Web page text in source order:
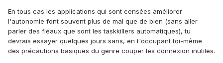
En tous cas les applications qui sont censées améliorer
l'autonomie font souvent plus de mal que de bien (sans aller
parler des fléaux que sont les taskkillers automatiques), tu
devrais essayer quelques jours sans, en t'occupant toi-même
des précautions basiques du genre couper les connexion inutiles.